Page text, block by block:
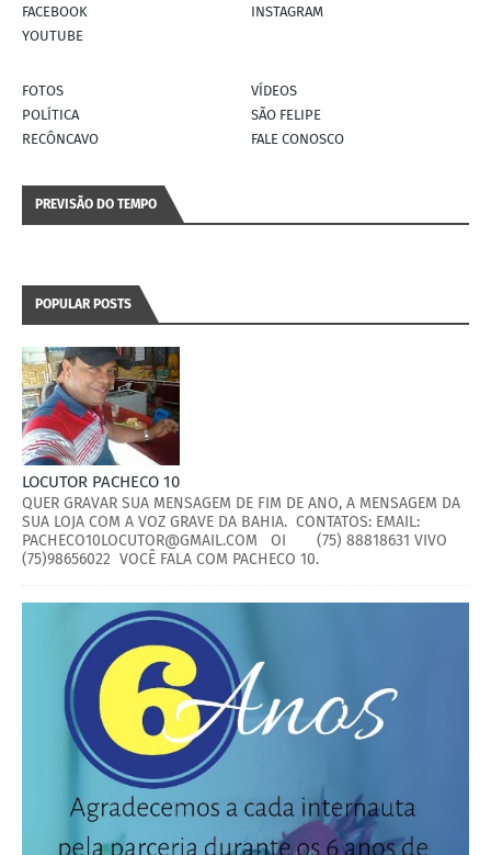
FACEBOOK
INSTAGRAM
YOUTUBE
FOTOS
VÍDEOS
POLÍTICA
SÃO FELIPE
RECÔNCAVO
FALE CONOSCO
PREVISÃO DO TEMPO
POPULAR POSTS
LOCUTOR PACHECO 10
QUER GRAVAR SUA MENSAGEM DE FIM DE ANO, A MENSAGEM DA
SUA LOJA COM A VOZ GRAVE DA BAHIA. CONTATOS: EMAIL:
PACHECO10LOCUTOR@GMAIL.COM OI (75) 88818631 VIVO
(75)98656022 VOCÊ FALA COM PACHECO 10.